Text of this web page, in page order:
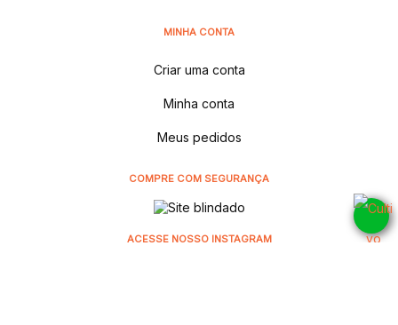
MINHA CONTA
Criar uma conta
Minha conta
Meus pedidos
COMPRE COM SEGURANÇA
ACESSE NOSSO INSTAGRAM